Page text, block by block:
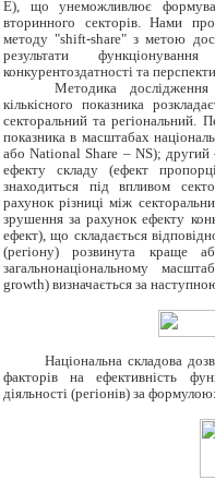
E), що унеможливлює
вторинного секторів. Нами
методу "shift-share" з метою
результати
конкурентоздатності та
Методика
кількісного показника
секторальний та регіональний.
показника в масштабах
або National Share – NS);
ефекту складу (ефект
знаходиться під впливом
рахунок різниці між
зрушення за рахунок ефекту
ефект), що складається
(регіону) розвинута краще
загальнонаціональному
growth) визначається за
Національна складова
факторів на ефективність
діяльності (регіонів) за формулою: